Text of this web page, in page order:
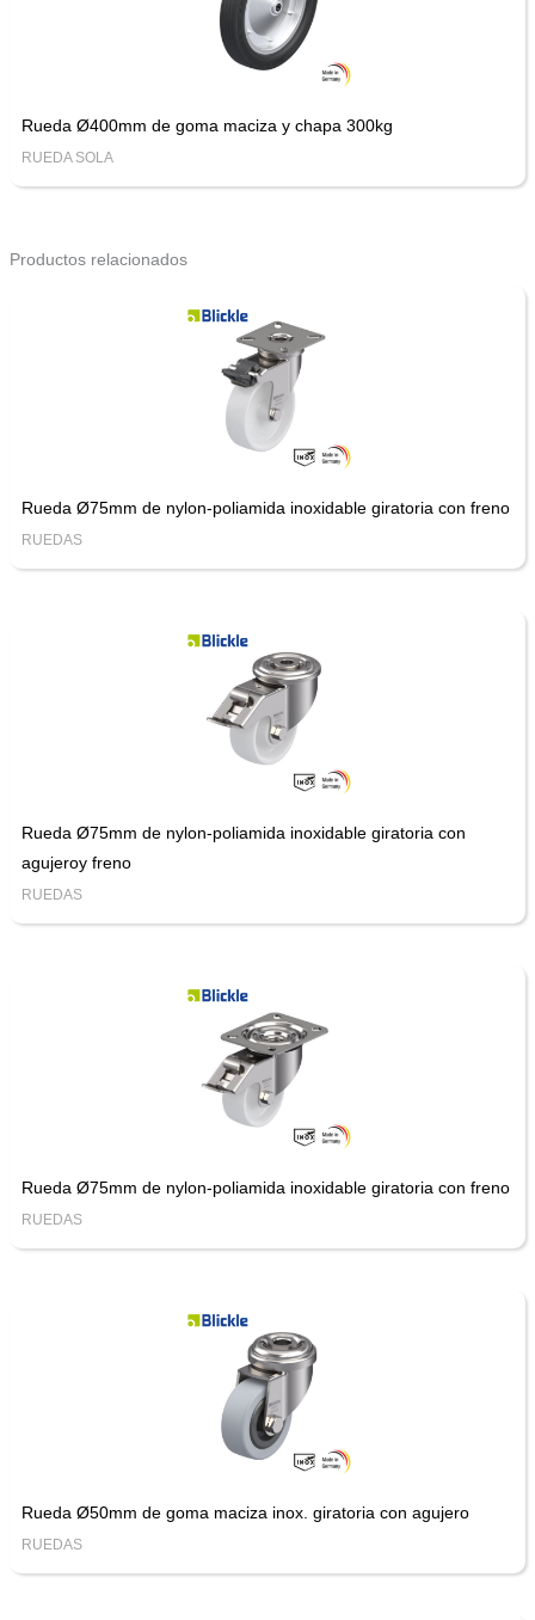
Rueda Ø400mm de goma maciza y chapa 300kg
RUEDA SOLA
Productos relacionados
Rueda Ø75mm de nylon-poliamida inoxidable giratoria con freno
RUEDAS
Rueda Ø75mm de nylon-poliamida inoxidable giratoria con
agujeroy freno
RUEDAS
Rueda Ø75mm de nylon-poliamida inoxidable giratoria con freno
RUEDAS
Rueda Ø50mm de goma maciza inox. giratoria con agujero
RUEDAS